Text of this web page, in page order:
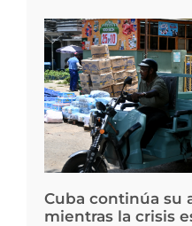
Cuba continúa su
mientras la crisis